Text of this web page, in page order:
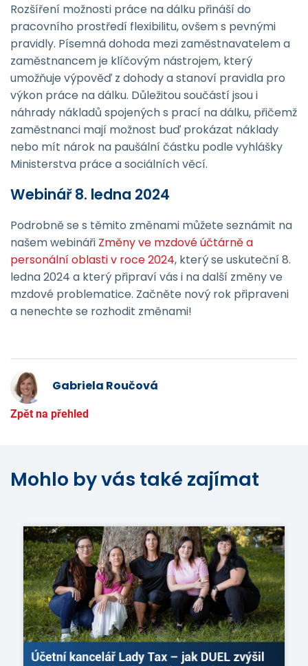
Rozšíření možnosti práce na dálku přináší do
pracovního prostředí flexibilitu, ovšem s pevnými
pravidly. Písemná dohoda mezi zaměstnavatelem a
zaměstnancem je klíčovým nástrojem, který
umožňuje výpověď z dohody a stanoví pravidla pro
výkon práce na dálku. Důležitou součástí jsou i
náhrady nákladů spojených s prací na dálku, přičemž
zaměstnanci mají možnost buď prokázat náklady
nebo mít nárok na paušální částku podle vyhlášky
Ministerstva práce a sociálních věcí.
Webinář 8. ledna 2024
Podrobně se s těmito změnami můžete seznámit na
našem webináři Změny ve mzdové účtárně a
personální oblasti v roce 2024, který se uskuteční 8.
ledna 2024 a který připraví vás i na další změny ve
mzdové problematice. Začněte nový rok připraveni
a nenechte se rozhodit změnami!
Gabriela Roučová
Zpět na přehled
Mohlo by vás také zajímat